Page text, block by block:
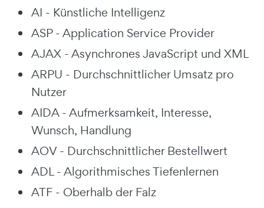
AI - Künstliche Intelligenz
ASP - Application Service Provider
AJAX - Asynchrones JavaScript und XML
ARPU - Durchschnittlicher Umsatz pro
Nutzer
AIDA - Aufmerksamkeit, Interesse,
Wunsch, Handlung
AOV - Durchschnittlicher Bestellwert
ADL - Algorithmisches Tiefenlernen
ATF - Oberhalb der Falz